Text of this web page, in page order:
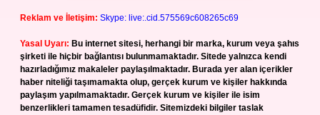
Reklam ve İletişim: Skype: live:.cid.575569c608265c69
Yasal Uyarı: Bu internet sitesi, herhangi bir marka, kurum veya şahıs
şirketi ile hiçbir bağlantısı bulunmamaktadır. Sitede yalnızca kendi
hazırladığımız makaleler paylaşılmaktadır. Burada yer alan içerikler
haber niteliği taşımamakta olup, gerçek kurum ve kişiler hakkında
paylaşım yapılmamaktadır. Gerçek kurum ve kişiler ile isim
benzerlikleri tamamen tesadüfidir. Sitemizdeki bilgiler taslak